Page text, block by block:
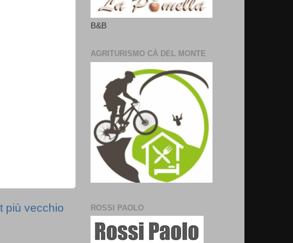
più vecchio
B&B
AGRITURISMO CÀ DEL MONTE
ROSSI PAOLO